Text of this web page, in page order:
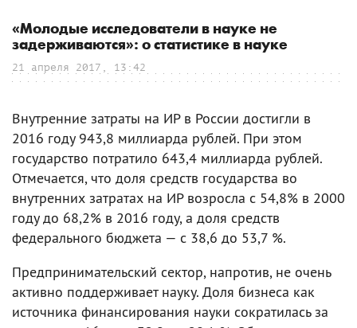
«Молодые исследователи в науке не
задерживаются»: о статистике в науке
21 апреля 2017, 13:42
Внутренние затраты на ИР в России достигли в
2016 году 943,8 миллиарда рублей. При этом
государство потратило 643,4 миллиарда рублей.
Отмечается, что доля средств государства во
внутренних затратах на ИР возросла с 54,8% в 2000
году до 68,2% в 2016 году, а доля средств
федерального бюджета — с 38,6 до 53,7 %.
Предпринимательский сектор, напротив, не очень
активно поддерживает науку. Доля бизнеса как
источника финансирования науки сократилась за